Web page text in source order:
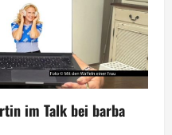
im Talk bei barba